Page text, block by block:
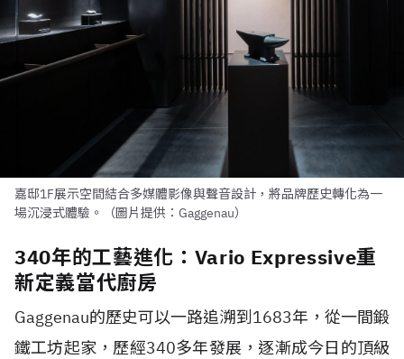
嘉邸1F展示空間結合多媒體影像與聲音設計，將品牌歷史轉化為一
場沉浸式體驗。（圖片提供：Gaggenau）
340年的工藝進化：Vario Expressive重
新定義當代廚房
Gaggenau的歷史可以一路追溯到1683年，從一間鍛
鐵工坊起家，歷經340多年發展，逐漸成今日的頂級